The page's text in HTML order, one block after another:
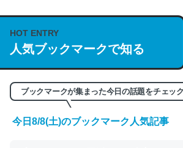
説してる記事が少ないので貴重な良記事
https://isobe324649.hatenablog.com/
/064121
─GPTの仕組みと限界についての考察（１） -
HOT ENTRY
人気ブックマークで知る
ブックマークが集まった今日の話題をチェック
今日8/8(土)のブックマーク人気記事